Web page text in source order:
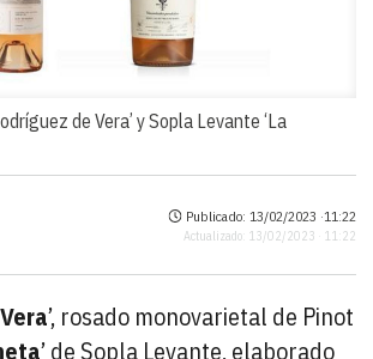
de Vera’ y Sopla Levante ‘La
Publicado: 13/02/2023 ·11:22
Actualizado: 13/02/2023 · 11:22
’, rosado monovarietal de Pinot
’ de Sopla Levante, elaborado